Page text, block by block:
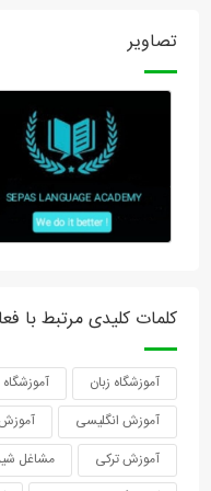
تصاویر
کلمات کلیدی مرتبط با
آموزشگاه زبان
آموزش انگلیسی
آموزش ترکی
مشاغل